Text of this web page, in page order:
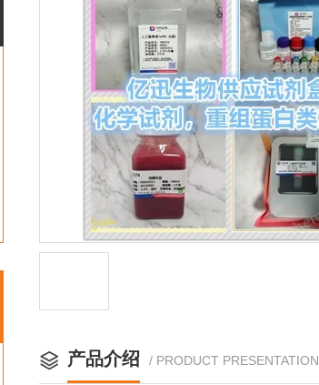
产品介绍 / PRODUCT PRESENTATION